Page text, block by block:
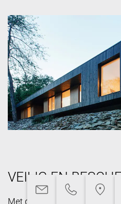
VEILIG EN
Met de uitgekiende